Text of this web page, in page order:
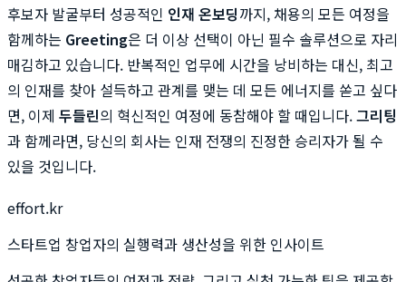
후보자 발굴부터 성공적인 인재 온보딩까지, 채용의 모든 여정을
함께하는 Greeting은 더 이상 선택이 아닌 필수 솔루션으로 자리
매김하고 있습니다. 반복적인 업무에 시간을 낭비하는 대신, 최고
의 인재를 찾아 설득하고 관계를 맺는 데 모든 에너지를 쏟고 싶다
면, 이제 두들린의 혁신적인 여정에 동참해야 할 때입니다.그리팅
과 함께라면, 당신의 회사는 인재 전쟁의 진정한 승리자가 될 수
있을 것입니다.
effort.kr
스타트업 창업자의 실행력과 생산성을 위한 인사이트